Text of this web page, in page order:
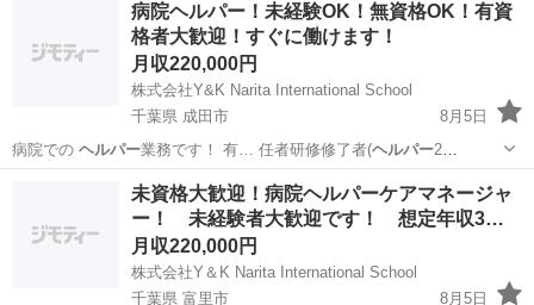
病院ヘルパー！未経験OK！無資格OK！有資
格者大歓迎！すぐに働けます！
月収220,000円
株式会社Y&K Narita International School
千葉県 成田市
8月5日
病院での ヘルパー業務です！ 有… 任者研修修了者(ヘルパー2
級):2,00…
ケアマネージャー
未資格大歓迎！病院ヘルパーケアマネージャ
ー！ 未経験者大歓迎です！ 想定年収3…
月収220,000円
株式会社Y＆K Narita International School
千葉県 富里市
8月5日